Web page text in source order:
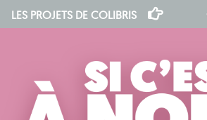
LES PROJETS DE COLIBRIS